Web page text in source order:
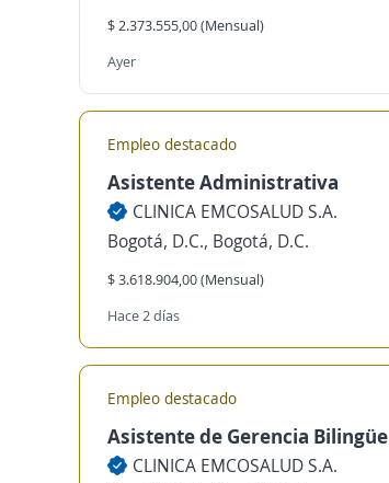
$ 2.373.555,00 (Mensual)
Ayer
Empleo destacado
Asistente Administrativa
CLINICA EMCOSALUD S.A.
Bogotá, D.C., Bogotá, D.C.
$ 3.618.904,00 (Mensual)
Hace 2 días
Empleo destacado
Asistente de Gerencia Bilingüe
CLINICA EMCOSALUD S.A.